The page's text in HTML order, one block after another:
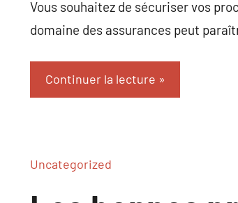
Vous souhaitez de sécuriser vos
domaine des assurances peut
Continuer la lecture
Uncategorized